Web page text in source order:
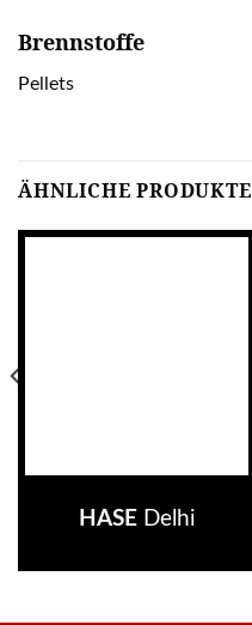
Brennstoffe
Pellets
ÄHNLICHE PRODUKTE
HASEDelhi